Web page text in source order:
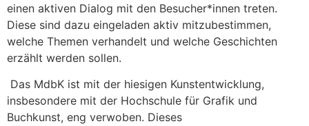
einen aktiven Dialog mit den Besucher*innen treten.
Diese sind dazu eingeladen aktiv mitzubestimmen,
welche Themen verhandelt und welche Geschichten
erzählt werden sollen.
Das MdbK ist mit der hiesigen Kunstentwicklung,
insbesondere mit der Hochschule für Grafik und
Buchkunst, eng verwoben. Dieses